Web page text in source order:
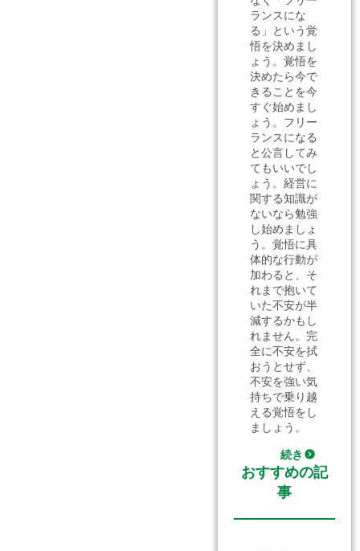
ランスにな
る」という覚
悟を決めまし
ょう。覚悟を
決めたら今で
きることを今
すぐ始めまし
ょう。フリー
ランスになる
と公言してみ
てもいいでし
ょう。経営に
関する知識が
ないなら勉強
し始めましょ
う。覚悟に具
体的な行動が
加わると、そ
れまで抱いて
いた不安が半
減するかもし
れません。完
全に不安を拭
おうとせず、
不安を強い気
持ちで乗り越
える覚悟をし
ましょう。
続き
おすすめの記
事